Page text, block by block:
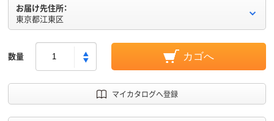
お届け先住所：
東京都江東区
数量 カゴへ
マイカタログへ登録